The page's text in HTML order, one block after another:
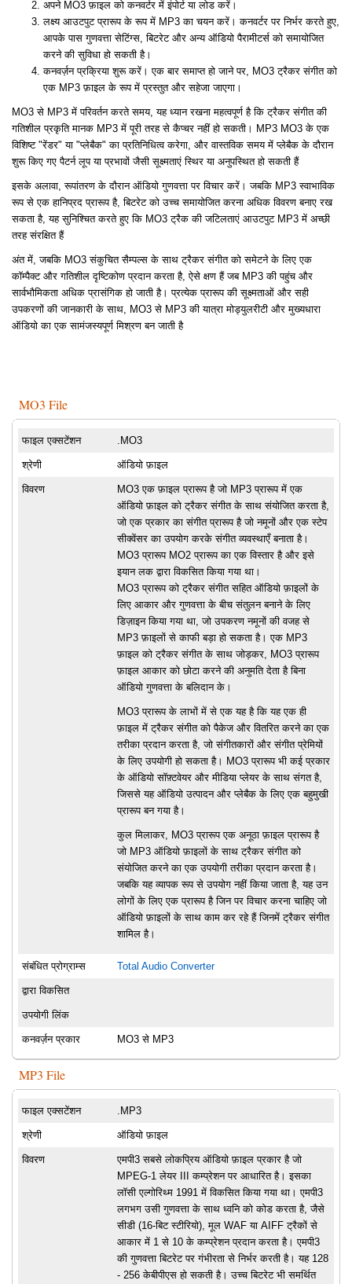
अपने MO3 फ़ाइल को कनवर्टर में इंपोर्ट या लोड करें।
लक्ष्य आउटपुट प्रारूप के रूप में MP3 का चयन करें। कनवर्टर पर निर्भर करते हुए,
आपके पास गुणवत्ता सेटिंग्स, बिटरेट और अन्य ऑडियो पैरामीटर्स को समायोजित
करने की सुविधा हो सकती है।
कनवर्ज़न प्रक्रिया शुरू करें। एक बार समाप्त हो जाने पर, MO3 ट्रैकर संगीत को
एक MP3 फ़ाइल के रूप में प्रस्तुत और सहेजा जाएगा।
MO3 से MP3 में परिवर्तन करते समय, यह ध्यान रखना महत्वपूर्ण है कि ट्रैकर संगीत की
गतिशील प्रकृति मानक MP3 में पूरी तरह से कैप्चर नहीं हो सकती। MP3 MO3 के एक
विशिष्ट "रेंडर" या "प्लेबैक" का प्रतिनिधित्व करेगा, और वास्तविक समय में प्लेबैक के दौरान
शुरू किए गए पैटर्न लूप या प्रभावों जैसी सूक्ष्मताएं स्थिर या अनुपस्थित हो सकती हैं
इसके अलावा, रूपांतरण के दौरान ऑडियो गुणवत्ता पर विचार करें। जबकि MP3 स्वाभाविक
रूप से एक हानिप्रद प्रारूप है, बिटरेट को उच्च समायोजित करना अधिक विवरण बनाए रख
सकता है, यह सुनिश्चित करते हुए कि MO3 ट्रैक की जटिलताएं आउटपुट MP3 में अच्छी
तरह संरक्षित हैं
अंत में, जबकि MO3 संकुचित सैम्पल्स के साथ ट्रैकर संगीत को समेटने के लिए एक
कॉम्पैक्ट और गतिशील दृष्टिकोण प्रदान करता है, ऐसे क्षण हैं जब MP3 की पहुंच और
सार्वभौमिकता अधिक प्रासंगिक हो जाती है। प्रत्येक प्रारूप की सूक्ष्मताओं और सही
उपकरणों की जानकारी के साथ, MO3 से MP3 की यात्रा मोड्युलरीटी और मुख्यधारा
ऑडियो का एक सामंजस्यपूर्ण मिश्रण बन जाती है
MO3 File
फाइल एक्सटेंशन .MO3
श्रेणी ऑडियो फ़ाइल
विवरण
MO3 एक फ़ाइल प्रारूप है जो MP3 प्रारूप में एक
ऑडियो फ़ाइल को ट्रैकर संगीत के साथ संयोजित करता है,
जो एक प्रकार का संगीत प्रारूप है जो नमूनों और एक स्टेप
सीक्वेंसर का उपयोग करके संगीत व्यवस्थाएँ बनाता है।
MO3 प्रारूप MO2 प्रारूप का एक विस्तार है और इसे
इयान लक द्वारा विकसित किया गया था।
MO3 प्रारूप को ट्रैकर संगीत सहित ऑडियो फ़ाइलों के
लिए आकार और गुणवत्ता के बीच संतुलन बनाने के लिए
डिज़ाइन किया गया था, जो उपकरण नमूनों की वजह से
MP3 फ़ाइलों से काफी बड़ा हो सकता है। एक MP3
फ़ाइल को ट्रैकर संगीत के साथ जोड़कर, MO3 प्रारूप
फ़ाइल आकार को छोटा करने की अनुमति देता है बिना
ऑडियो गुणवत्ता के बलिदान के।
MO3 प्रारूप के लाभों में से एक यह है कि यह एक ही
फ़ाइल में ट्रैकर संगीत को पैकेज और वितरित करने का एक
तरीका प्रदान करता है, जो संगीतकारों और संगीत प्रेमियों
के लिए उपयोगी हो सकता है। MO3 प्रारूप भी कई प्रकार
के ऑडियो सॉफ़्टवेयर और मीडिया प्लेयर के साथ संगत है,
जिससे यह ऑडियो उत्पादन और प्लेबैक के लिए एक बहुमुखी
प्रारूप बन गया है।
कुल मिलाकर, MO3 प्रारूप एक अनूठा फ़ाइल प्रारूप है
जो MP3 ऑडियो फ़ाइलों के साथ ट्रैकर संगीत को
संयोजित करने का एक उपयोगी तरीका प्रदान करता है।
जबकि यह व्यापक रूप से उपयोग नहीं किया जाता है, यह उन
लोगों के लिए एक प्रारूप है जिन पर विचार करना चाहिए जो
ऑडियो फ़ाइलों के साथ काम कर रहे हैं जिनमें ट्रैकर संगीत
शामिल है।
संबंधित प्रोग्राम्स Total Audio Converter
द्वारा विकसित
उपयोगी लिंक
कनवर्ज़न प्रकार MO3 से MP3
MP3 File
फाइल एक्सटेंशन .MP3
श्रेणी ऑडियो फ़ाइल
विवरण
एमपी3 सबसे लोकप्रिय ऑडियो फ़ाइल प्रकार है जो
MPEG-1 लेयर III कम्प्रेशन पर आधारित है। इसका
लॉसी एल्गोरिथ्म 1991 में विकसित किया गया था। एमपी3
लगभग उसी गुणवत्ता के साथ ध्वनि को कोड करता है, जैसे
सीडी (16-बिट स्टीरियो), मूल WAF या AIFF ट्रैकों से
आकार में 1 से 10 के कम्प्रेशन प्रदान करता है। एमपी3
की गुणवत्ता बिटरेट पर गंभीरता से निर्भर करती है। यह 128
- 256 केबीपीएस हो सकती है। उच्च बिटरेट भी समर्थित